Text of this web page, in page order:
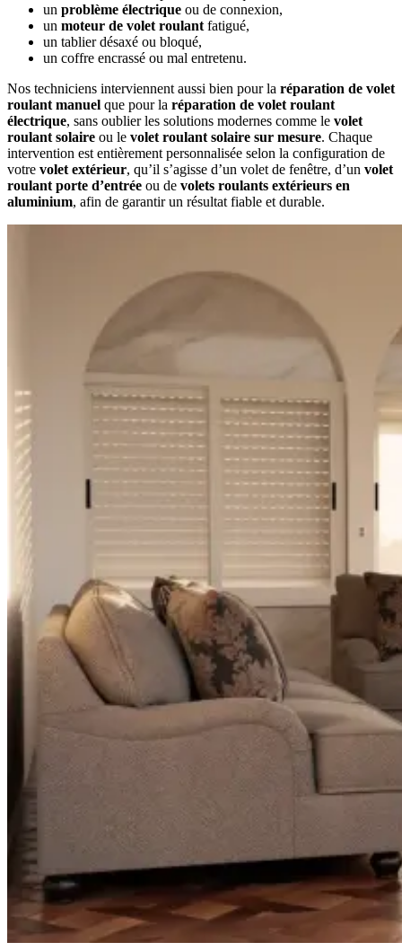
un problème électrique ou de connexion,
un moteur de volet roulant fatigué,
un tablier désaxé ou bloqué,
un coffre encrassé ou mal entretenu.
Nos techniciens interviennent aussi bien pour la réparation de volet
roulant manuel que pour la réparation de volet roulant
électrique, sans oublier les solutions modernes comme le volet
roulant solaire ou le volet roulant solaire sur mesure. Chaque
intervention est entièrement personnalisée selon la configuration de
votre volet extérieur, qu’il s’agisse d’un volet de fenêtre, d’un volet
roulant porte d’entrée ou de volets roulants extérieurs en
aluminium, afin de garantir un résultat fiable et durable.